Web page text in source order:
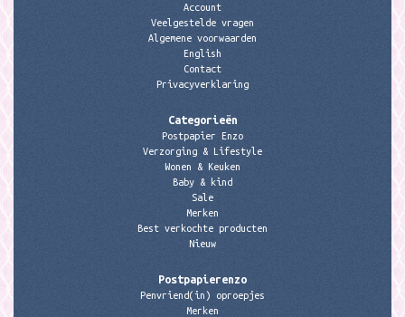
Account
Veelgestelde vragen
Algemene voorwaarden
English
Contact
Privacyverklaring
Categorieën
Postpapier Enzo
Verzorging & Lifestyle
Wonen & Keuken
Baby & kind
Sale
Merken
Best verkochte producten
Nieuw
Postpapierenzo
Penvriend(in) oproepjes
Merken